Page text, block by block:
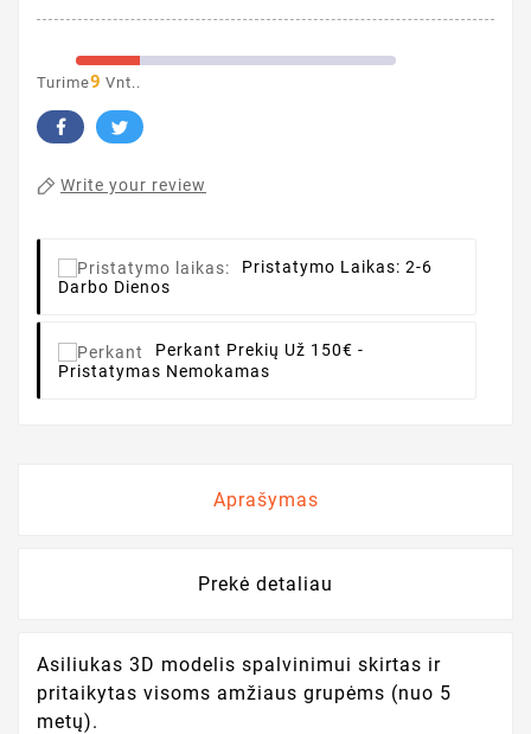
Turime9 Vnt..
Write your review
Pristatymo Laikas: 2-6
Darbo Dienos
Perkant Prekių Už 150€ -
Pristatymas Nemokamas
Aprašymas
Prekė detaliau
Asiliukas 3D modelis spalvinimui skirtas ir
pritaikytas visoms amžiaus grupėms (nuo 5
metų).